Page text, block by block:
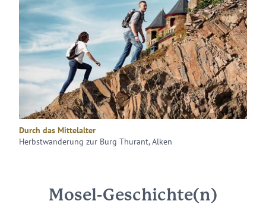
Durch das Mittelalter
Herbstwanderung zur Burg Thurant, Alken
Mosel-Geschichte(n)